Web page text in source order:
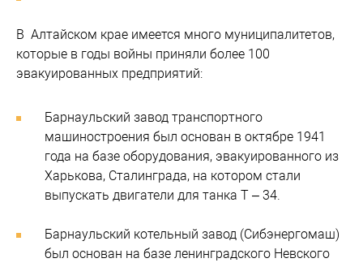
В Алтайском крае имеется много муниципалитетов,
которые в годы войны приняли более 100
эвакуированных предприятий:
Барнаульский завод транспортного
машиностроения был основан в октябре 1941
года на базе оборудования, эвакуированного из
Харькова, Сталинграда, на котором стали
выпускать двигатели для танка Т – 34.
Барнаульский котельный завод (Сибэнергомаш)
был основан на базе ленинградского Невского